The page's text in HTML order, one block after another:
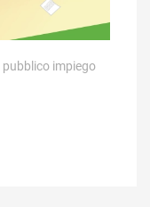
pubblico impiego